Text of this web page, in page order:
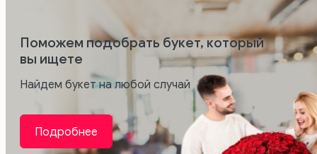
Поможем подобрать букет, который
вы ищете
Найдем букет на любой случай
Подробнее